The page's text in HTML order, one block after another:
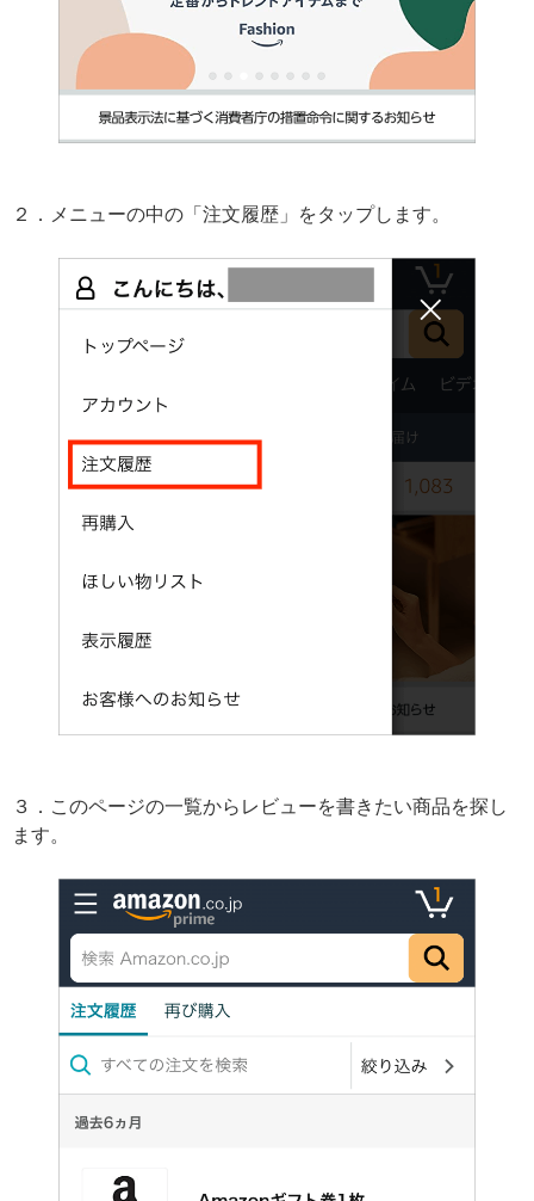
２．メニューの中の「注文履歴」をタップします。
３．このページの一覧からレビューを書きたい商品を探し
ます。